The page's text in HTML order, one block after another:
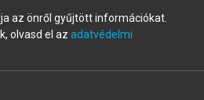
hozz létre új fiókot.
automatikusan
FIÓKKAL
az önről gyűjtött információkat.
olvasd el az adatvédelmi